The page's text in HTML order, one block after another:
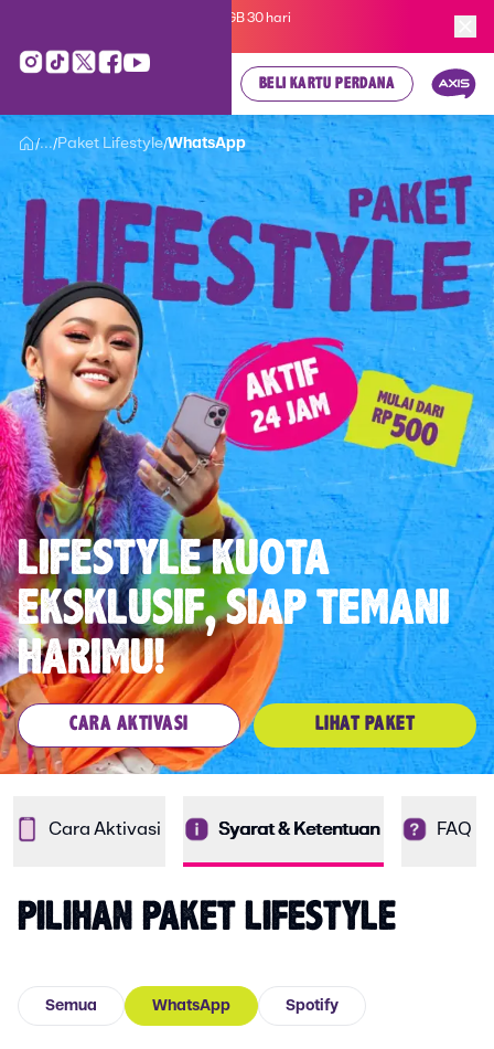
Kartu Perdana AXIS Suka-Suka 3GB 30 hari
BELI KARTU PERDANA
/.../Paket Lifestyle/WhatsApp
LIFESTYLE KUOTA
EKSKLUSIF, SIAP TEMANI
HARIMU!
CARA AKTIVASI LIHAT PAKET
Cara Aktivasi Syarat & Ketentuan FAQ
PILIHAN PAKET LIFESTYLE
Semua WhatsApp Spotify